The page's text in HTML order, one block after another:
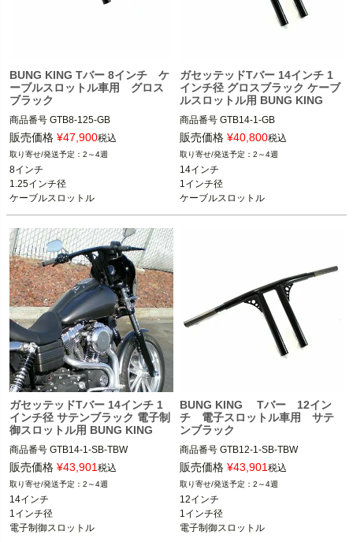
BUNG KING Tバー 8インチ ケ
ーブルスロットル車用 グロス
ブラック
商品番号 GTB8-125-GB
スポーツスター、ダイナ、ソフテイル
※スプリンガー除く
BUNG KING(バンキン)
販売価格 ¥47,900税込
2～4週
8インチ
1.25インチ径
ケーブルスロットル
ガセッテッドTバー 14インチ 1
インチ径 グロスブラック ケーブ
ルスロットル用 BUNG KING
商品番号 GTB14-1-GB
スポーツスター、ダイナ、ソフテイル
※スプリンガー除く
BUNG KING(バンキン)
販売価格 ¥40,800税込
2～4週
14インチ
1インチ径
ケーブルスロットル
ガセッテッドTバー 14インチ 1
インチ径 サテンブラック 電子制
御スロットル用 BUNG KING
商品番号 GTB14-1-SB-TBW
スポーツスター、ダイナ、ソフテイル
※スプリンガー除く
スポーツスター、ダイナ等、ケーブル
スロットル車にて使用される場合は
34-0331 ハンドルバープラグ
販売価格 ¥43,901税込
2～4週
14インチ
1インチ径
電子制御スロットル
BUNG KING Tバー 12イン
チ 電子スロットル車用 サテ
ンブラック
商品番号 GTB12-1-SB-TBW
スポーツスター、ダイナ、ソフテイル
電子スロットル車用
BUNG KING(バンキン)
販売価格 ¥43,901税込
2～4週
12インチ
1インチ径
電子制御スロットル